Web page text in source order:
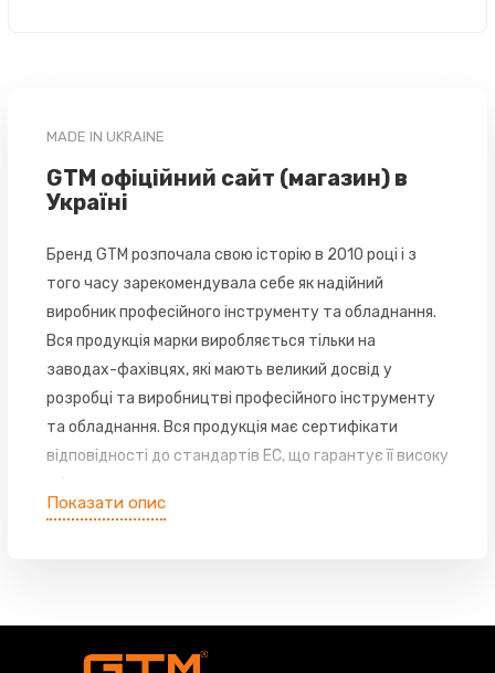
MADE IN UKRAINE
GTM офіційний сайт (магазин) в
Україні
Бренд GTM розпочала свою історію в 2010 році і з
того часу зарекомендувала себе як надійний
виробник професійного інструменту та обладнання.
Вся продукція марки виробляється тільки на
заводах-фахівцях, які мають великий досвід у
розробці та виробництві професійного інструменту
та обладнання. Вся продукція має сертифікати
відповідності до стандартів EC, що гарантує її високу
якість.
GTM за вигідною ціною з доставкою по всій Україні.
GTM надає широкий асортимент професійного
Показати опис